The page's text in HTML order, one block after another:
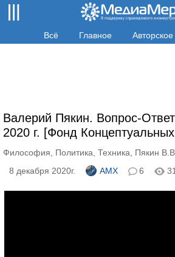
Всё Главное Авторское
Валерий Пякин. Вопрос-
2020 г. [Фонд
Философия Политика Техника Пякин В.В.
8 декабря 2020г.
AMX 6